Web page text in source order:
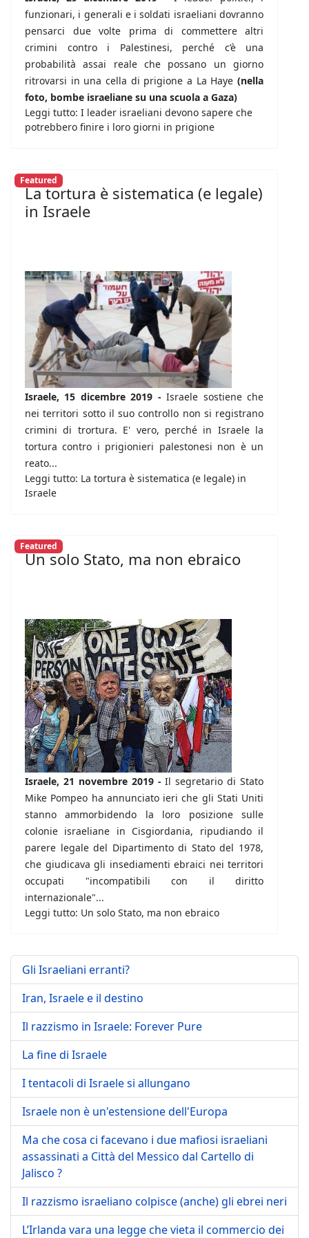
funzionari, i generali e i soldati israeliani dovranno
pensarci due volte prima di commettere altri
crimini contro i Palestinesi, perché c’è una
probabilità assai reale che possano un giorno
ritrovarsi in una cella di prigione a La Haye (nella
foto, bombe israeliane su una scuola a Gaza)
Leggi tutto: I leader israeliani devono sapere che
potrebbero finire i loro giorni in prigione
Featured
La tortura è sistematica (e legale)
in Israele
Israele, 15 dicembre 2019 - Israele sostiene che
nei territori sotto il suo controllo non si registrano
crimini di trortura. E' vero, perché in Israele la
tortura contro i prigionieri palestonesi non è un
reato...
Leggi tutto: La tortura è sistematica (e legale) in
Israele
Featured
Un solo Stato, ma non ebraico
Israele, 21 novembre 2019 -Il segretario di Stato
Mike Pompeo ha annunciato ieri che gli Stati Uniti
stanno ammorbidendo la loro posizione sulle
colonie israeliane in Cisgiordania, ripudiando il
parere legale del Dipartimento di Stato del 1978,
che giudicava gli insediamenti ebraici nei territori
occupati "incompatibili con il diritto
internazionale"...
Leggi tutto: Un solo Stato, ma non ebraico
Gli Israeliani erranti?
Iran, Israele e il destino
Il razzismo in Israele: Forever Pure
La fine di Israele
I tentacoli di Israele si allungano
Israele non è un'estensione dell'Europa
Ma che cosa ci facevano i due mafiosi israeliani
assassinati a Città del Messico dal Cartello di
Jalisco ?
Il razzismo israeliano colpisce (anche) gli ebrei neri
L’Irlanda vara una legge che vieta il commercio dei